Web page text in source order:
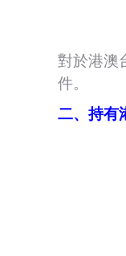
對於港澳
件。
二、持有